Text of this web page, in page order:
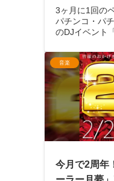
3ヶ月に1回の
パチンコ・パ
のDJイベント
た。2月25日
つもの「月明
開催でござい
音楽
今月で2周年